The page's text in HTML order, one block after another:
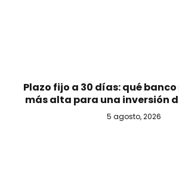
Plazo fijo a 30 días: qué
más alta para una inversión
5 agosto, 2026